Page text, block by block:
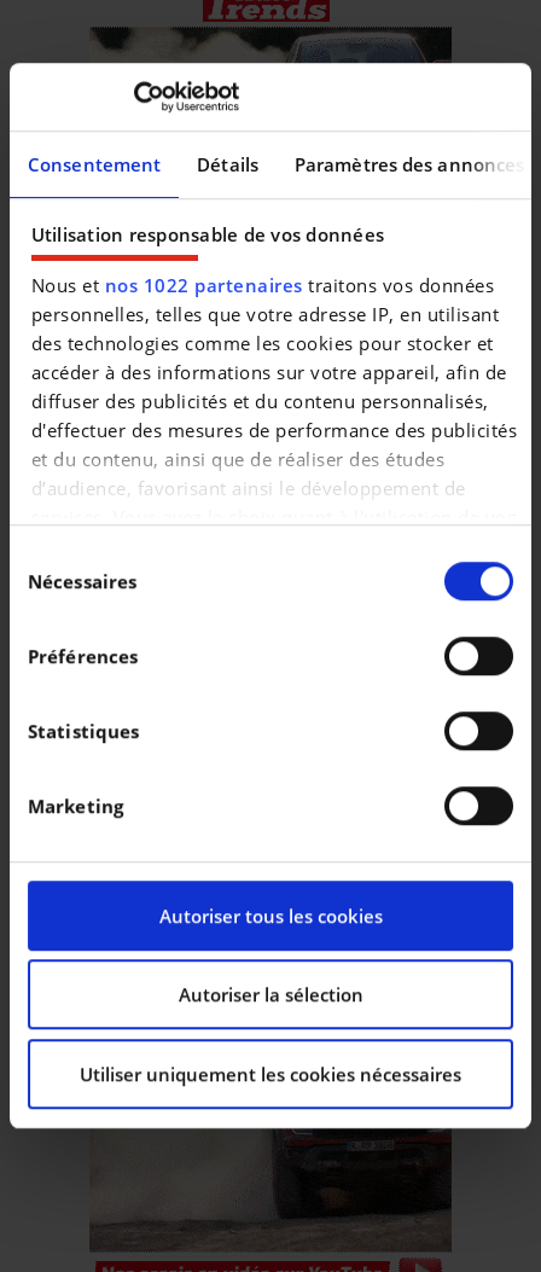
Consentement Détails Paramètres des annonces
Utilisation responsable de vos données
Nous et nos 1022 partenaires traitons vos données
personnelles, telles que votre adresse IP, en utilisant
des technologies comme les cookies pour stocker et
accéder à des informations sur votre appareil, afin de
diffuser des publicités et du contenu personnalisés,
d'effectuer des mesures de performance des publicités
et du contenu, ainsi que de réaliser des études
d’audience, favorisant ainsi le développement de
services. Vous avez le choix quant à l'utilisation de vos
retirer votre consentement à tout moment en
consultant la Déclaration relative aux cookies ou en
Collecter des informations sur votre localisation
géographique qui peuvent être précises à plusieurs
Identifier votre appareil en l'analysant
spécifiques (empreintes digitales).
Pour en savoir plus sur le traitement de vos données
personnelles et définir vos préférences, reportez-vous
à lasection « Détails ». Vous pouvez modifier ou
retirer votre consentement à tout moment à partir de
Les cookies nous permettent de personnaliser le
contenu et les annonces, d’offrir des fonctionnalités
relatives aux médias sociaux et d’analyser notre trafic.
Nous partageons également des informations sur
l’utilisation de notre site avec nos partenaires de
médias sociaux, de publicité et d’analyse, qui peuvent
combiner celles-ci avec d’autres informations que vous
duNécessaires
Préférences
Statistiques
Marketing
Autoriser tous les cookies
Autoriser la sélection
Utiliser uniquement les cookies nécessaires
Véhicules similaires
17.990 EUR |23.000 km
United*Boite auto*
43.491 km